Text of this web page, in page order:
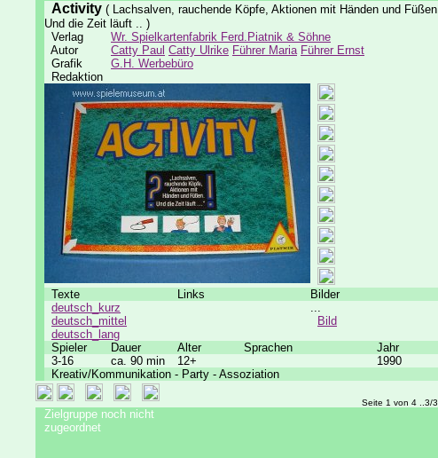
Activity ( Lachsalven, rauchende Köpfe, Aktionen mit Händen und
Und die Zeit läuft .. )
Verlag
Wr. Spielkartenfabrik Ferd.Piatnik & Söhne
Autor
Catty Paul Catty Ulrike Führer Maria Führer Ernst
Grafik
G.H. Werbebüro
Redaktion
Texte Links
Bilder
deutsch_kurz
deutsch_mittel
deutsch_lang
...
Bild
Spieler
Dauer Alter Sprachen
Jahr
3-16
ca. 90 min 12+
1990
Kreativ/Kommunikation - Party - Assoziation
Seite 1 von 4 ..3/
Zielgruppe noch nicht
zugeordnet